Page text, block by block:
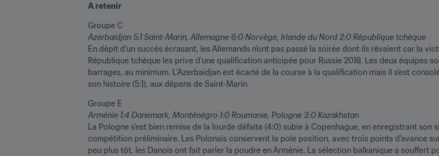
A retenir
Azerbaïdjan 5:1 Saint-Marin, Allemagne 6:0 Norvège, Irlande du Nord 2:0 République tchèque
En dépit d'un succès écrasant, les Allemands n'ont pas passé la soirée dont ils rêvaient car la
République tchèque les prive d'une qualification anticipée pour Russie 2018. Les deux équipes
barrages, au minimum. L'Azerbaïdjan est écarté de la course à la qualification mais il s'est
son histoire (5:1), aux dépens de Saint-Marin.
Arménie 1:4 Danemark, Monténégro 1:0 Roumanie, Pologne 3:0 Kazakhstan
La Pologne s'est bien remise de la lourde défaite (4:0) subie à Copenhague, en enregistrant son
compétition préliminaire. Les Polonais conservent la pole position, avec trois points d'avance
peu plus tôt, les Danois ont fait parler la poudre en Arménie. La sélection balkanique a souffert